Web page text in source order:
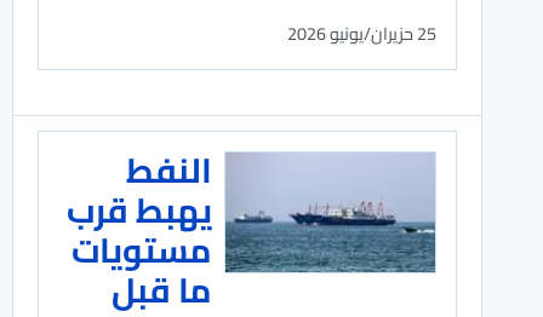
25 حزيران/يونيو 2026
النفط
يهبط قرب
مستويات
ما قبل